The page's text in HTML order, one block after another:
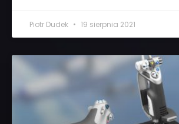
Piotr Dudek 19 sierpnia 2021